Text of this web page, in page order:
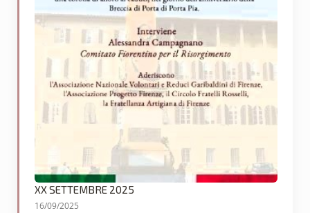
XX SETTEMBRE 2025
16/09/2025